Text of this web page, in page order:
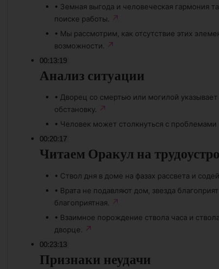
• Земная выгода и человеческая гармония
поиске работы.
• Мы рассмотрим, как отсутствие этих
возможности.
00:13:19
Анализ ситуации
• Дворец со смертью или могилой
обстановку.
• Человек может столкнуться с
00:20:17
Читаем Оракул на
• Ствол дня в доме на фазах рассвета и
• Врата не подавляют дом, звезда
благоприятная.
• Взаимное порождение ствола часа и
дворце.
00:23:13
Признаки неудачи